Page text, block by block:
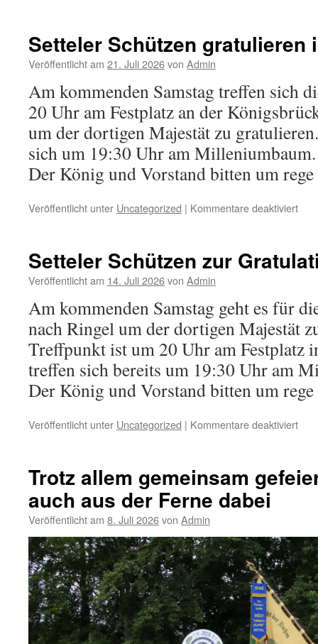
Setteler Schützen gratulieren
Veröffentlicht am 21. Juli 2026von Admin
Am kommenden Samstag treffen sich
20 Uhr am Festplatz an der
um der dortigen Majestät zu
sich um 19:30 Uhr am Milleniumbaum.
Der König und Vorstand bitten um
Veröffentlicht unter Uncategorized | Kommentare deaktiviertfür
in
Setteler Schützen zur
Veröffentlicht am 14. Juli 2026von Admin
Am kommenden Samstag geht es für
nach Ringel um der dortigen Majestät
Treffpunkt ist um 20 Uhr am Festplatz
treffen sich bereits um 19:30 Uhr am
Der König und Vorstand bitten um
Veröffentlicht unter Uncategorized | Kommentare deaktiviertfür
Trotz allem gemeinsam
auch aus der Ferne dabei
Veröffentlicht am 8. Juli 2026von Admin